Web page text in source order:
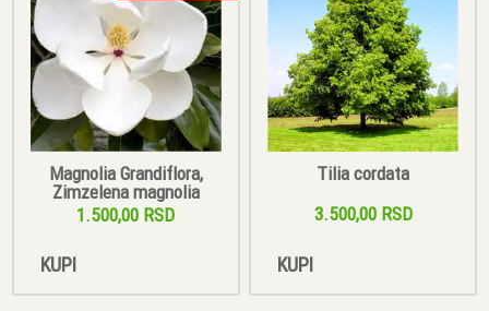
Magnolia Grandiflora,
Zimzelena magnolia
1.500,00 RSD
KUPI
Tilia cordata
3.500,00 RSD
KUPI